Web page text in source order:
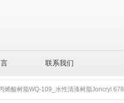
联系我们
烯酸树脂WQ-109_水性清漆树脂Joncryl 678